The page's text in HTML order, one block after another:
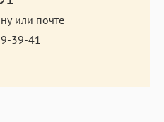
или почте
39-41